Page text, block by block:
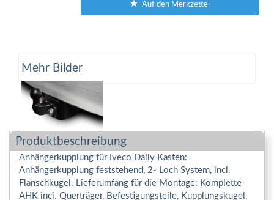
Auf den Merkzettel
Mehr Bilder
Produktbeschreibung
Anhängerkupplung für Iveco Daily Kasten:
Anhängerkupplung feststehend, 2- Loch System, incl.
Flanschkugel. Lieferumfang für die Montage: Komplette
AHK incl. Querträger, Befestigungsteile, Kupplungskugel,